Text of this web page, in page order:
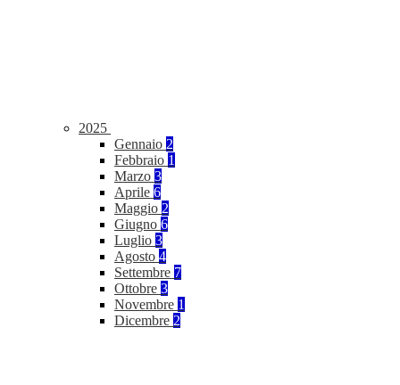
2025
Gennaio 2
Febbraio 1
Marzo 3
Aprile 6
Maggio 2
Giugno 6
Luglio 3
Agosto 4
Settembre 7
Ottobre 3
Novembre 1
Dicembre 2